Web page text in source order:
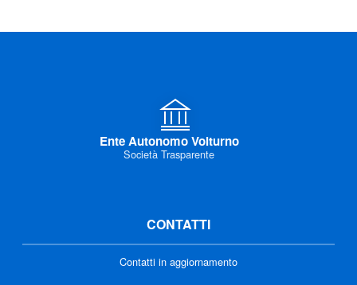
Ente Autonomo Volturno
Società Trasparente
CONTATTI
Contatti in aggiornamento